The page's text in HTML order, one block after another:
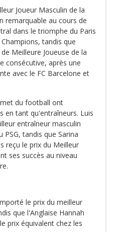
Joueur Masculin de la
remarquable au cours de
dans le triomphe du Paris
tandis que
Meilleure Joueuse de la
consécutive, après une
avec le FC Barcelone et
du football ont
en tant qu'entraîneurs. Luis
entraîneur masculin
tandis que Sarina
reçu le prix du Meilleur
ses succès au niveau
le prix du meilleur
que l'Anglaise Hannah
prix équivalent chez les